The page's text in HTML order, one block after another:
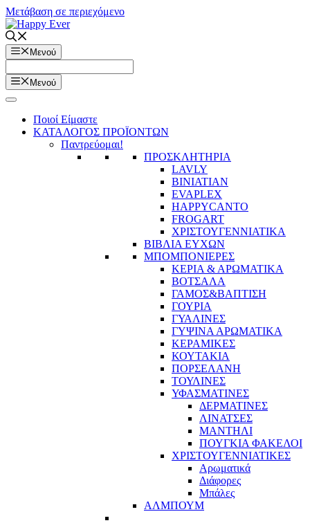
Μετάβαση σε περιεχόμενο
Μενού
Μενού
Ποιοί Είμαστε
ΚΑΤΑΛΟΓΟΣ ΠΡΟΪΟΝΤΩΝ
Παντρεύομαι!
ΠΡΟΣΚΛΗΤΗΡΙΑ
LAVLY
BINIATIAN
EVAPLEX
HAPPYCANTO
FROGART
ΧΡΙΣΤΟΥΓΕΝΝΙΑΤΙΚΑ
ΒΙΒΛΙΑ ΕΥΧΩΝ
ΜΠΟΜΠΟΝΙΕΡΕΣ
ΚΕΡΙΑ & ΑΡΩΜΑΤΙΚΑ
ΒΟΤΣΑΛΑ
ΓΑΜΟΣ&ΒΑΠΤΙΣΗ
ΓΟΥΡΙΑ
ΓΥΑΛΙΝΕΣ
ΓΥΨΙΝΑ ΑΡΩΜΑΤΙΚΑ
ΚΕΡΑΜΙΚΕΣ
ΚΟΥΤΑΚΙΑ
ΠΟΡΣΕΛΑΝΗ
ΤΟΥΛΙΝΕΣ
ΥΦΑΣΜΑΤΙΝΕΣ
ΔΕΡΜΑΤΙΝΕΣ
ΛΙΝΑΤΣΕΣ
ΜΑΝΤΗΛΙ
ΠΟΥΓΚΙΑ ΦΑΚΕΛΟΙ
ΧΡΙΣΤΟΥΓΕΝΝΙΑΤΙΚΕΣ
Αρωματικά
Διάφορες
Μπάλες
ΑΛΜΠΟΥΜ